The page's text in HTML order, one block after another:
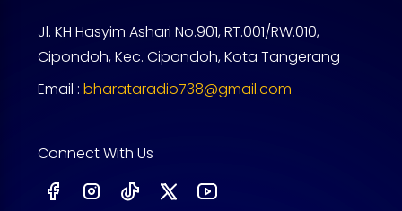
Jl. KH Hasyim Ashari No.901, RT.001/RW.010,
Cipondoh, Kec. Cipondoh, Kota Tangerang
Email : bharataradio738@gmail.com
Connect With Us